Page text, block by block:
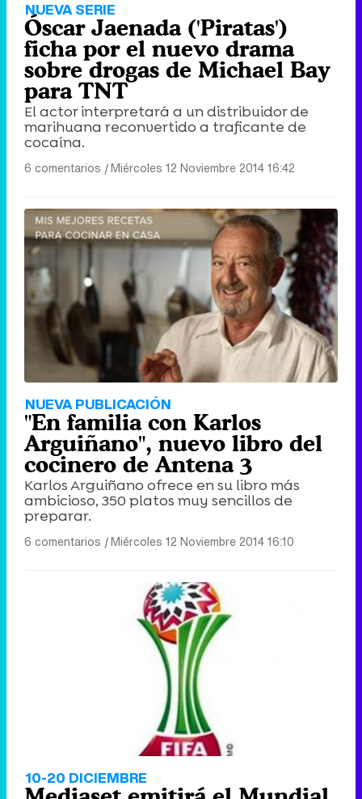
NUEVA SERIE
Óscar Jaenada ('Piratas')
ficha por el nuevo drama
sobre drogas de Michael Bay
para TNT
El actor interpretará a un distribuidor de
marihuana reconvertido a traficante de
cocaína.
6 comentarios |Miércoles 12 Noviembre 2014 16:42
NUEVA PUBLICACIÓN
"En familia con Karlos
Arguiñano", nuevo libro del
cocinero de Antena 3
Karlos Arguiñano ofrece en su libro más
ambicioso, 350 platos muy sencillos de
preparar.
6 comentarios |Miércoles 12 Noviembre 2014 16:10
10-20 DICIEMBRE